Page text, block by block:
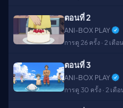
ตอนที่ 2
ANI-BOX PLAY
การดู 26 ครั้ง · 2 เดื
ตอนที่ 3
ANI-BOX PLAY
การดู 30 ครั้ง · 2 เดื